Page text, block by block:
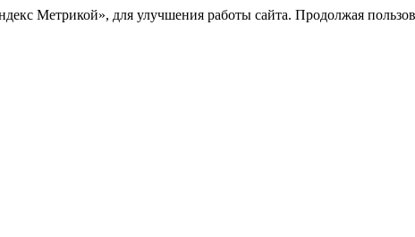
Метрикой», для улучшения работы сайта. Продолжая